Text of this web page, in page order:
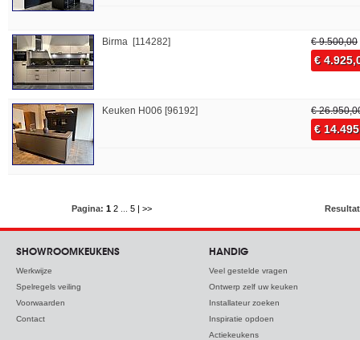
Birma [114282] € 9.500,00
€
Keuken H006 [96192] €
€
Pagina: 1 2 5 | >>
SHOWROOMKEUKENS
Werkwijze
Spelregels veiling
Voorwaarden
Contact
HANDIG
Veel gestelde vragen
Ontwerp zelf uw keuken
Installateur zoeken
Inspiratie opdoen
Actiekeukens